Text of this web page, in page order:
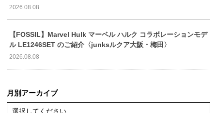
2026.08.08
【FOSSIL】Marvel Hulk マーベル ハルク コラボレーションモデ
ル LE1246SET のご紹介〈junksルクア大阪・梅田〉
2026.08.08
月別アーカイブ
選択してください